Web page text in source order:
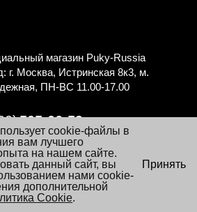
магазин Puky-Russia
г. Москва, Истринская 8к3, м.
ПН-ВС 11.00-17.00
505-06-59
мне
персональных данных
персональных данных
заказа и покупки товаров
×
Вы даете согласие на обработку
данных …
cookie-файлы в
вам лучшего
на нашем сайте.
данный сайт, вы
нами cookie-
дополнительной
Cookie.
Принять